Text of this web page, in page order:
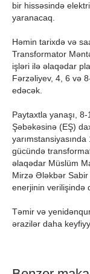
bir hissəsində
yaranacaq.
Həmin tarixdə və
Transformator
işləri ilə əlaqədar
Fərzəliyev, 4, 6 və
edəcək.
Paytaxtla yanaşı,
Şəbəkəsinə (EŞ)
gücündə
əlaqədar Müslüm
Mirzə Ələkbər
enerjinin verilişində
Təmir və
ərazilər daha